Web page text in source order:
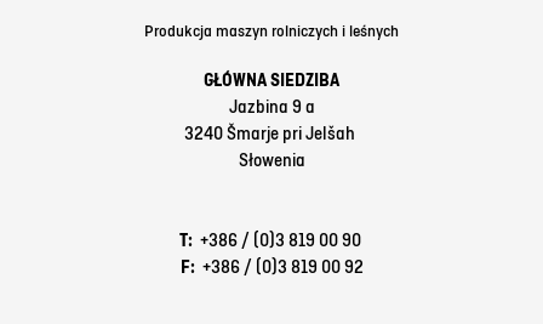
Produkcja maszyn rolniczych i leśnych
GŁÓWNA SIEDZIBA
Jazbina 9 a
3240 Šmarje pri Jelšah
Słowenia
T:+386 / (0)3 819 00 90
F:+386 / (0)3 819 00 92